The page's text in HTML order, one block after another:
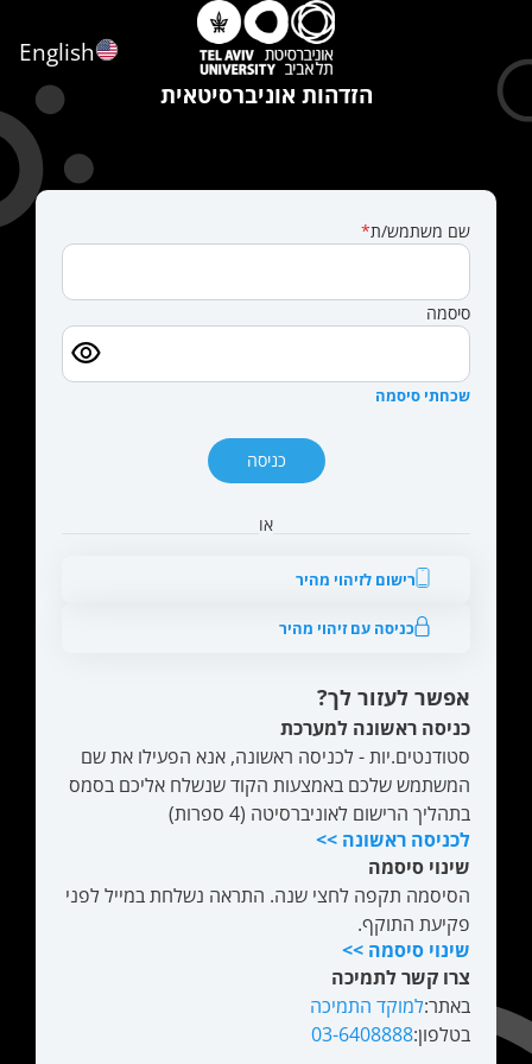
הזדהות אוניברסיטאית
English
שם משתמש/ת
סיסמה
שכחתי סיסמה
כניסה
או
רישום לזיהוי מהיר
כניסה עם זיהוי מהיר
אפשר לעזור לך?
כניסה ראשונה למערכת
סטודנטים.יות - לכניסה ראשונה, אנא הפעילו את שם
המשתמש שלכם באמצעות הקוד שנשלח אליכם בסמס
בתהליך הרישום לאוניברסיטה (4 ספרות)
לכניסה ראשונה >>
שינוי סיסמה
הסיסמה תקפה לחצי שנה. התראה נשלחת במייל לפני
פקיעת התוקף.
שינוי סיסמה >>
צרו קשר לתמיכה
באתר:למוקד התמיכה
בטלפון:03-6408888